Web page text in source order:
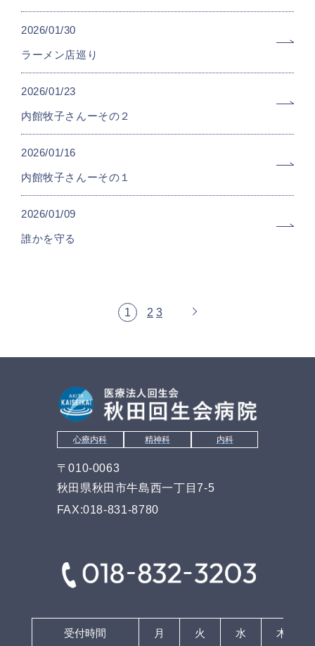
2026/01/30
ラーメン店巡り
2026/01/23
内館牧子さんーその２
2026/01/16
内館牧子さんーその１
2026/01/09
誰かを守る
1 2 3
心療内科 精神科 内科
〒010-0063
秋田県秋田市牛島西一丁目7-5
FAX:018-831-8780
受付時間 月 火 水 木